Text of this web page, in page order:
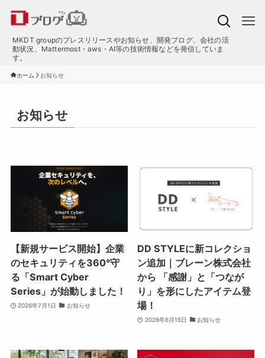
MKDT groupのプレスリリースやお知らせ、開発ブログ、会社の活
動状況、Mattermost・aws・AI等の技術情報などを発信していま
す。
ホーム お知らせ
お知らせ
【新規サービス開始】企業
のセキュリティを360°守
る「Smart Cyber
Series」が始動しました！
2026年7月1日 お知らせ
DD STYLEに新コレクショ
ン追加｜ブレーン株式会社
から 「感謝」と「つなが
り」を形にしたアイテム登
場！
2026年6月15日 お知らせ